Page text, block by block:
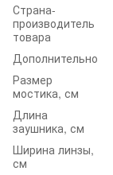
Страна-
производитель
товара
Дополнительно
Размер
мостика, см
Длина
заушника, см
Ширина линзы,
см